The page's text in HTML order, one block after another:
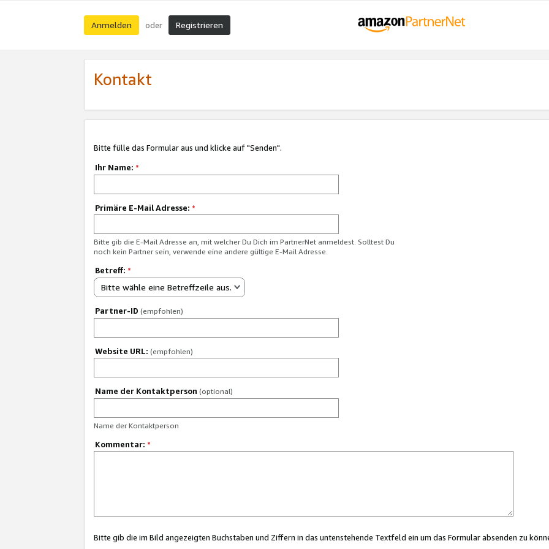
Anmelden oder Registrieren
Kontakt
Bitte fülle das Formular aus und klicke auf "Senden".
Ihr Name: *
Primäre E-Mail Adresse: *
Bitte gib die E-Mail Adresse an, mit welcher Du Dich im PartnerNet anmeldest. Solltest Du
noch kein Partner sein, verwende eine andere gültige E-Mail Adresse.
Betreff: *
Bitte wähle eine Betreffzeile aus.
Partner-ID (empfohlen)
Website URL: (empfohlen)
Name der Kontaktperson (optional)
Name der Kontaktperson
Kommentar: *
Bitte gib die im Bild angezeigten Buchstaben und Ziffern in das untenstehende Textfeld ein um das Formular absenden zu